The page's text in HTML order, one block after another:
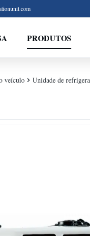
PRODUTOS
veículo Unidade de